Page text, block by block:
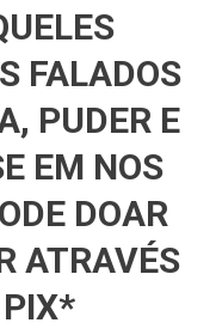
FALADOS
PUDER E
EM NOS
DOAR
ATRAVÉS
PIX*